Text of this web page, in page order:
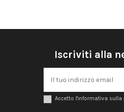
Iscriviti alla
Accetto l'informativa sulla